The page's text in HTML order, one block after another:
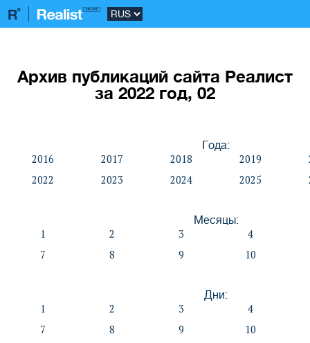
Архив публикаций сайта Реалист
за 2022 год, 02
Года:
2016 2017 2018 2019
2022
2023 2024 2025
Месяцы:
1 2 3
4
7
8 9 10
Дни:
1 2 3
4
7
8 9
10